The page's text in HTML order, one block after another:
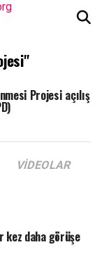
Projesi açılış
VIDEOLAR
kez daha görüşe